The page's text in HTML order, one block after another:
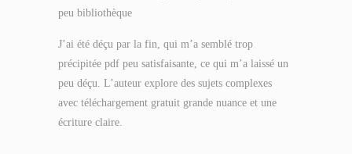
peu bibliothèque
J’ai été déçu par la fin, qui m’a semblé trop
précipitée pdf peu satisfaisante, ce qui m’a laissé un
peu déçu. L’auteur explore des sujets complexes
avec téléchargement gratuit grande nuance et une
écriture claire.